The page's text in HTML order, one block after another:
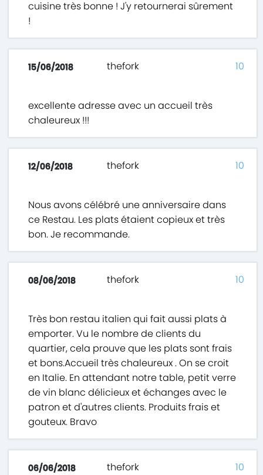
cuisine très bonne ! J'y retournerai sûrement
!
15/06/2018 thefork
excellente adresse avec un accueil très
chaleureux !!!
10
12/06/2018 thefork
Nous avons célébré une anniversaire dans
ce Restau. Les plats étaient copieux et très
bon. Je recommande.
10
08/06/2018 thefork
Très bon restau italien qui fait aussi plats à
emporter. Vu le nombre de clients du
quartier, cela prouve que les plats sont frais
et bons.Accueil très chaleureux . On se croit
en Italie. En attendant notre table, petit verre
de vin blanc délicieux et échanges avec le
patron et d'autres clients. Produits frais et
gouteux. Bravo
10
06/06/2018 thefork 10